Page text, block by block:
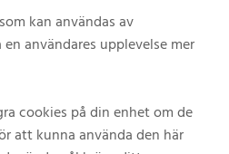
kan användas av
användares upplevelse mer
cookies på din enhet om de
att kunna använda den här